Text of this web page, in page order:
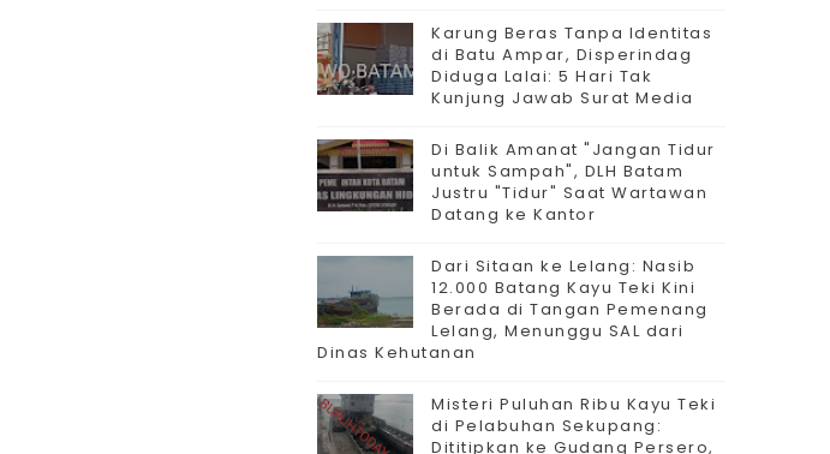
Karung Beras Tanpa Identitas
di Batu Ampar, Disperindag
Diduga Lalai: 5 Hari Tak
Kunjung Jawab Surat Media
Di Balik Amanat "Jangan Tidur
untuk Sampah", DLH Batam
Justru "Tidur" Saat Wartawan
Datang ke Kantor
Dari Sitaan ke Lelang: Nasib
12.000 Batang Kayu Teki Kini
Berada di Tangan Pemenang
Lelang, Menunggu SAL dari
Dinas Kehutanan
Misteri Puluhan Ribu Kayu Teki
di Pelabuhan Sekupang:
Dititipkan ke Gudang Persero,